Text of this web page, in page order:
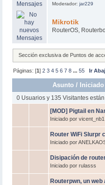
Moderador: jar229
Mikrotik
RouterOS,
Sección exclusiva de Puntos de
Páginas: [1]2 3 4 5 6 7 8 ...55 Ir
Asunto /
0 Usuarios y 135 Visitantes
[MOD] Pigtail en
Iniciado por vicent_nb1
Router WiFi Slurpr
Iniciado por
Disipación de
Iniciado por rulasss
Routerpwn, un